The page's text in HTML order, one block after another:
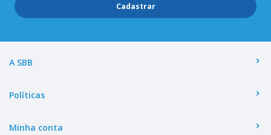
Cadastrar
A SBB
Políticas
Minha conta